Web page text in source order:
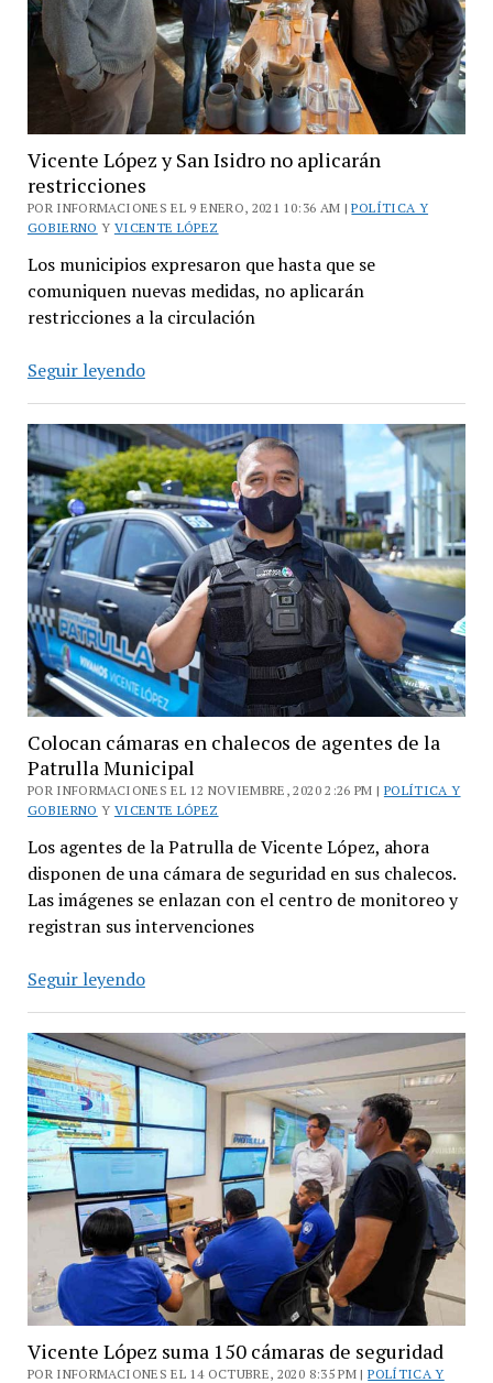
Vicente López y San Isidro no aplicarán
restricciones
POR INFORMACIONES EL 9 ENERO, 2021 10:36 AM |POLÍTICA Y
GOBIERNO Y VICENTE LÓPEZ
Los municipios expresaron que hasta que se
comuniquen nuevas medidas, no aplicarán
restricciones a la circulación
Seguir leyendoVicente
y
San
Isidro
no
aplicarán
restricciones
Colocan cámaras en chalecos de agentes de la
Patrulla Municipal
POR INFORMACIONES EL 12 NOVIEMBRE, 2020 2:26 PM | POLÍTICA Y
GOBIERNO Y VICENTE LÓPEZ
Los agentes de la Patrulla de Vicente López, ahora
disponen de una cámara de seguridad en sus chalecos.
Las imágenes se enlazan con el centro de monitoreo y
registran sus intervenciones
Seguir leyendoColocan
en
chalecos
de
de
la
Patrulla
Municipal
Vicente López suma 150 cámaras de seguridad
POR INFORMACIONES EL 14 OCTUBRE, 2020 8:35 PM |POLÍTICA Y